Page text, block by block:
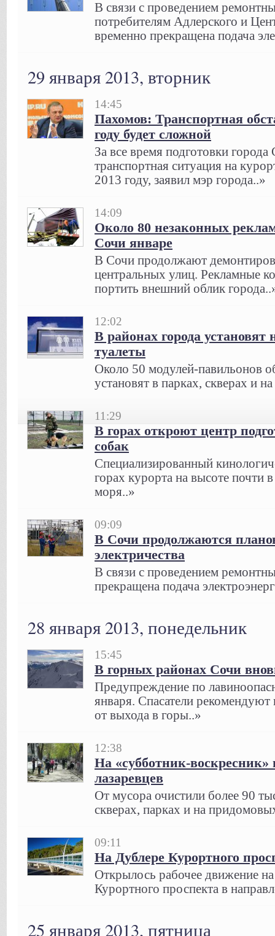
В связи с проведением
потребителям Адлерского и
временно прекращена подача
29 января 2013, вторник
14:45
Пахомов: Транспортная
году будет сложной
За все время подготовки
транспортная ситуация на
2013 году, заявил мэр города..»
14:09
Около 80 незаконных
Сочи январе
В Сочи продолжают
центральных улиц. Рекламные
портить внешний облик
12:02
В районах города
туалеты
Около 50 модулей-павильонов
установят в парках, скверах и
11:29
В горах откроют центр
собак
Специализированный
горах курорта на высоте почти
моря..»
09:09
В Сочи продолжаются
электричества
В связи с проведением
прекращена подача
28 января 2013, понедельник
15:45
В горных районах Сочи
Предупреждение по
января. Спасатели рекомендуют
от выхода в горы..»
12:38
На «субботник-
лазаревцев
От мусора очистили более 90
скверах, парках и на
09:11
На Дублере Курортного
Открылось рабочее движение
Курортного проспекта в
25 января 2013, пятница